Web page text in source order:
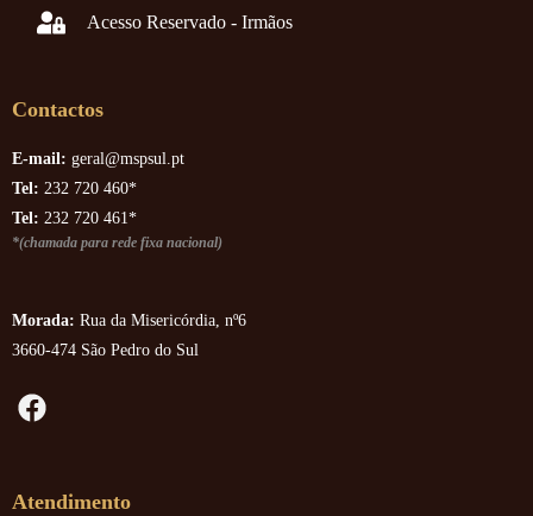
Acesso Reservado - Irmãos
Contactos
E-mail: geral@mspsul.pt
Tel: 232 720 460*
Tel: 232 720 461*
*(chamada para rede fixa nacional)
Morada: Rua da Misericórdia, nº6
3660-474 São Pedro do Sul
Atendimento